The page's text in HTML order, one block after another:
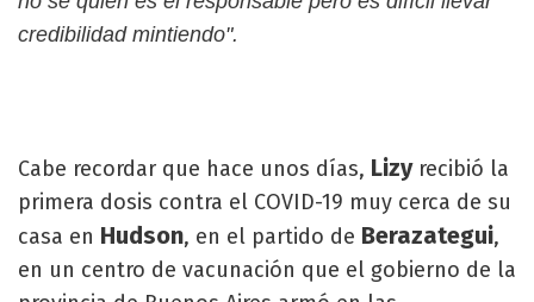
credibilidad mintiendo".
Cabe recordar que hace unos días, Lizyrecibió la
primera dosis contra el COVID-19 muy cerca de su
casa en Hudson, en el partido de Berazategui,
en un centro de vacunación que el gobierno de la